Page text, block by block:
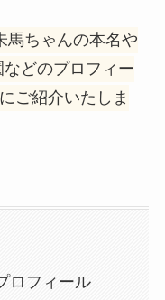
馬ちゃんの本名や
どのプロフィー
ご紹介いたしま
ロフィール